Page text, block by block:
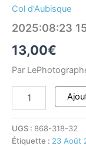
Col d'Aubisque
2025:08:23
13,00€
Par
UGS : 868-318-32
Étiquette : 23 Août